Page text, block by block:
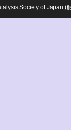
Society of Japan (